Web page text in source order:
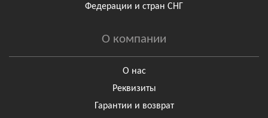
Федерации и стран СНГ
О компании
О нас
Реквизиты
Гарантии и возврат